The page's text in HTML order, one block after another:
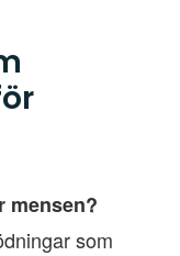
mensen?
som